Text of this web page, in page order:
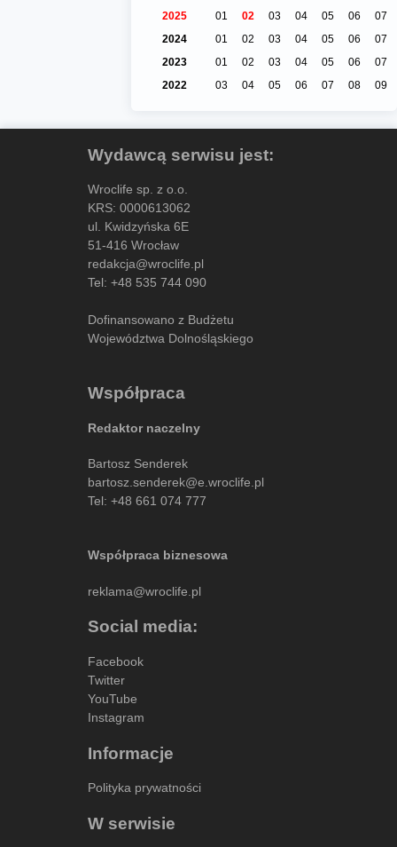
2025
01 02 03 04 05 06
07
2024
01 02 03 04 05 06
07
2023
01 02 03 04 05 06
07
2022
03 04 05 06 07 08 09
Wydawcą serwisu jest:
Wroclife sp. z o.o.
KRS: 0000613062
ul. Kwidzyńska 6E
51-416 Wrocław
redakcja@wroclife.pl
Tel: +48 535 744 090
Dofinansowano z Budżetu
Województwa Dolnośląskiego
Współpraca
Redaktor naczelny
Bartosz Senderek
bartosz.senderek@e.wroclife.pl
Tel: +48 661 074 777
Współpraca biznesowa
reklama@wroclife.pl
Social media:
Facebook
Twitter
YouTube
Instagram
Informacje
Polityka prywatności
W serwisie